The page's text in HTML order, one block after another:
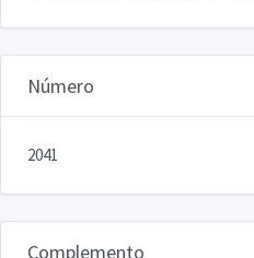
Número
2041
Complemento